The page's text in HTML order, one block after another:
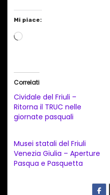
Mi piace:
C
a
m
n
t
Correlati
Cividale del Friuli –
Ritorna il TRUC nelle
giornate pasquali
Musei statali del Friuli
Venezia Giulia – Aperture
Pasqua e Pasquetta